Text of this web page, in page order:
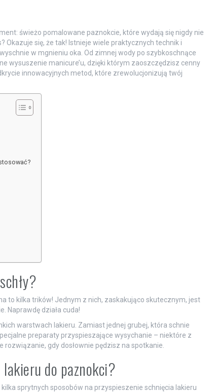
świeżo pomalowane paznokcie, które wydają się nigdy nie
Okazuje się, że tak! Istnieje wiele praktycznych technik i
wyschnie w mgnieniu oka. Od zimnej wody po szybkoschnące
wysuszenie manicure’u, dzięki którym zaoszczędzisz cenny
innowacyjnych metod, które zrewolucjonizują twój
to kilka trików! Jednym z nich, zaskakująco skutecznym, jest
Naprawdę działa cuda!
warstwach lakieru. Zamiast jednej grubej, która schnie
preparaty przyspieszające wysychanie – niektóre z
rozwiązanie, gdy dosłownie pędzisz na spotkanie.
do paznokci?
sprytnych sposobów na przyspieszenie schnięcia lakieru